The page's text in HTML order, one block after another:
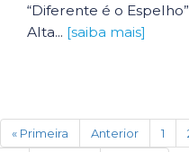
“Diferente é o
Alta... [saiba mais]
« Primeira Anterior 1